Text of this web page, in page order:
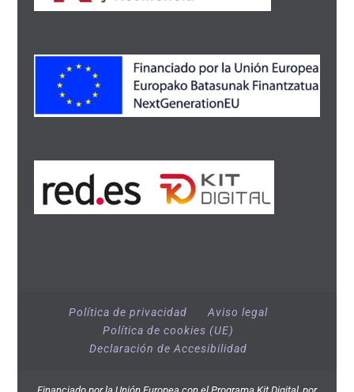
Política de privacidad
Aviso legal
Política de cookies (UE)
Declaración de Accesibilidad